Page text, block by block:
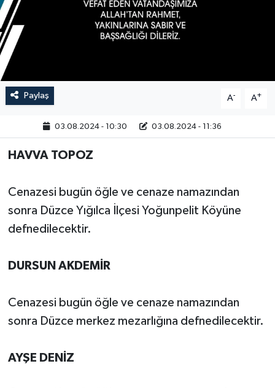
Paylaş A- A+
03.08.2024 - 10:30 03.08.2024 - 11:36
HAVVA TOPOZ
Cenazesi bugün öğle ve cenaze namazından
sonra Düzce Yığılca İlçesi Yoğunpelit Köyüne
defnedilecektir.
DURSUN AKDEMİR
Cenazesi bugün öğle ve cenaze namazından
sonra Düzce merkez mezarlığına defnedilecektir.
AYŞE DENİZ